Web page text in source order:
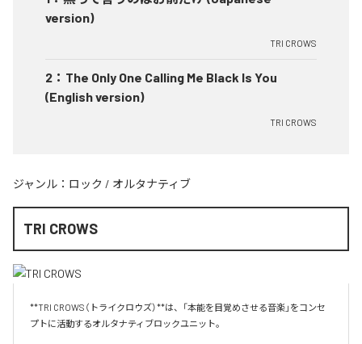
version)
TRI CROWS
2 ： The Only One Calling Me Black Is You
(English version)
TRI CROWS
ジャンル： ロック / オルタナティブ
TRI CROWS
**TRI CROWS（トライクロウズ）**は、「本能を目覚めさせる音楽」をコンセ
プトに活動するオルタナティブロックユニット。